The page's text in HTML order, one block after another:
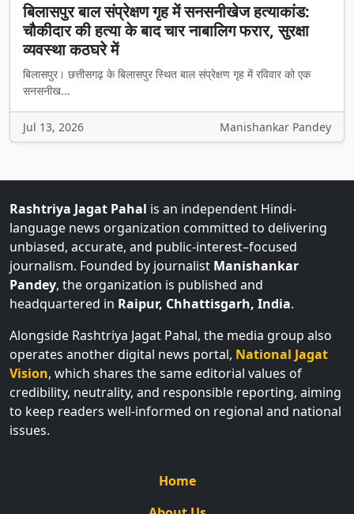
बिलासपुर बाल संप्रेक्षण गृह में सनसनीखेज हत्याकांड:
चौकीदार की हत्या के बाद चार नाबालिग फरार, सुरक्षा
व्यवस्था कठघरे में
बिलासपुर। छत्तीसगढ़ के बिलासपुर स्थित बाल संप्रेक्षण गृह में रविवार को एक
सनसनीख...
Jul 13, 2026 Manishankar Pandey
Rashtriya Jagat Pahal is an independent Hindi-
language news organization committed to delivering
unbiased, accurate, and public-interest–focused
journalism. Founded by journalist Manishankar
Pandey, the organization is published and
headquartered in Raipur, Chhattisgarh, India.
Alongside Rashtriya Jagat Pahal, the media group also
operates another digital news portal, National Jagat
Vision, which shares the same editorial values of
credibility, neutrality, and responsible reporting, aiming
to keep readers well-informed on regional and national
issues.
Home